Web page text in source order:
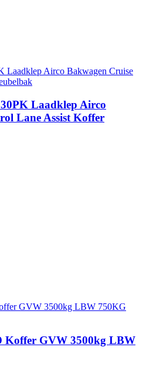
Laadklep Airco
Lane Assist Koffer
Koffer GVW 3500kg LBW